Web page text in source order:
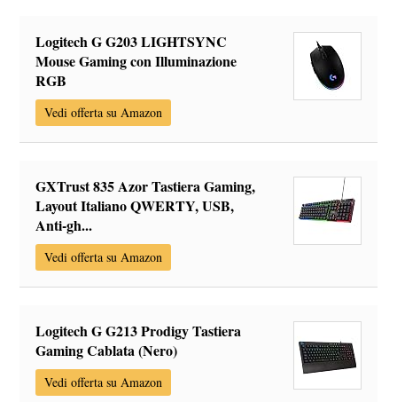
Logitech G G203 LIGHTSYNC
Mouse Gaming con Illuminazione
RGB
Vedi offerta su Amazon
GXTrust 835 Azor Tastiera Gaming,
Layout Italiano QWERTY, USB,
Anti-gh...
Vedi offerta su Amazon
Logitech G G213 Prodigy Tastiera
Gaming Cablata (Nero)
Vedi offerta su Amazon